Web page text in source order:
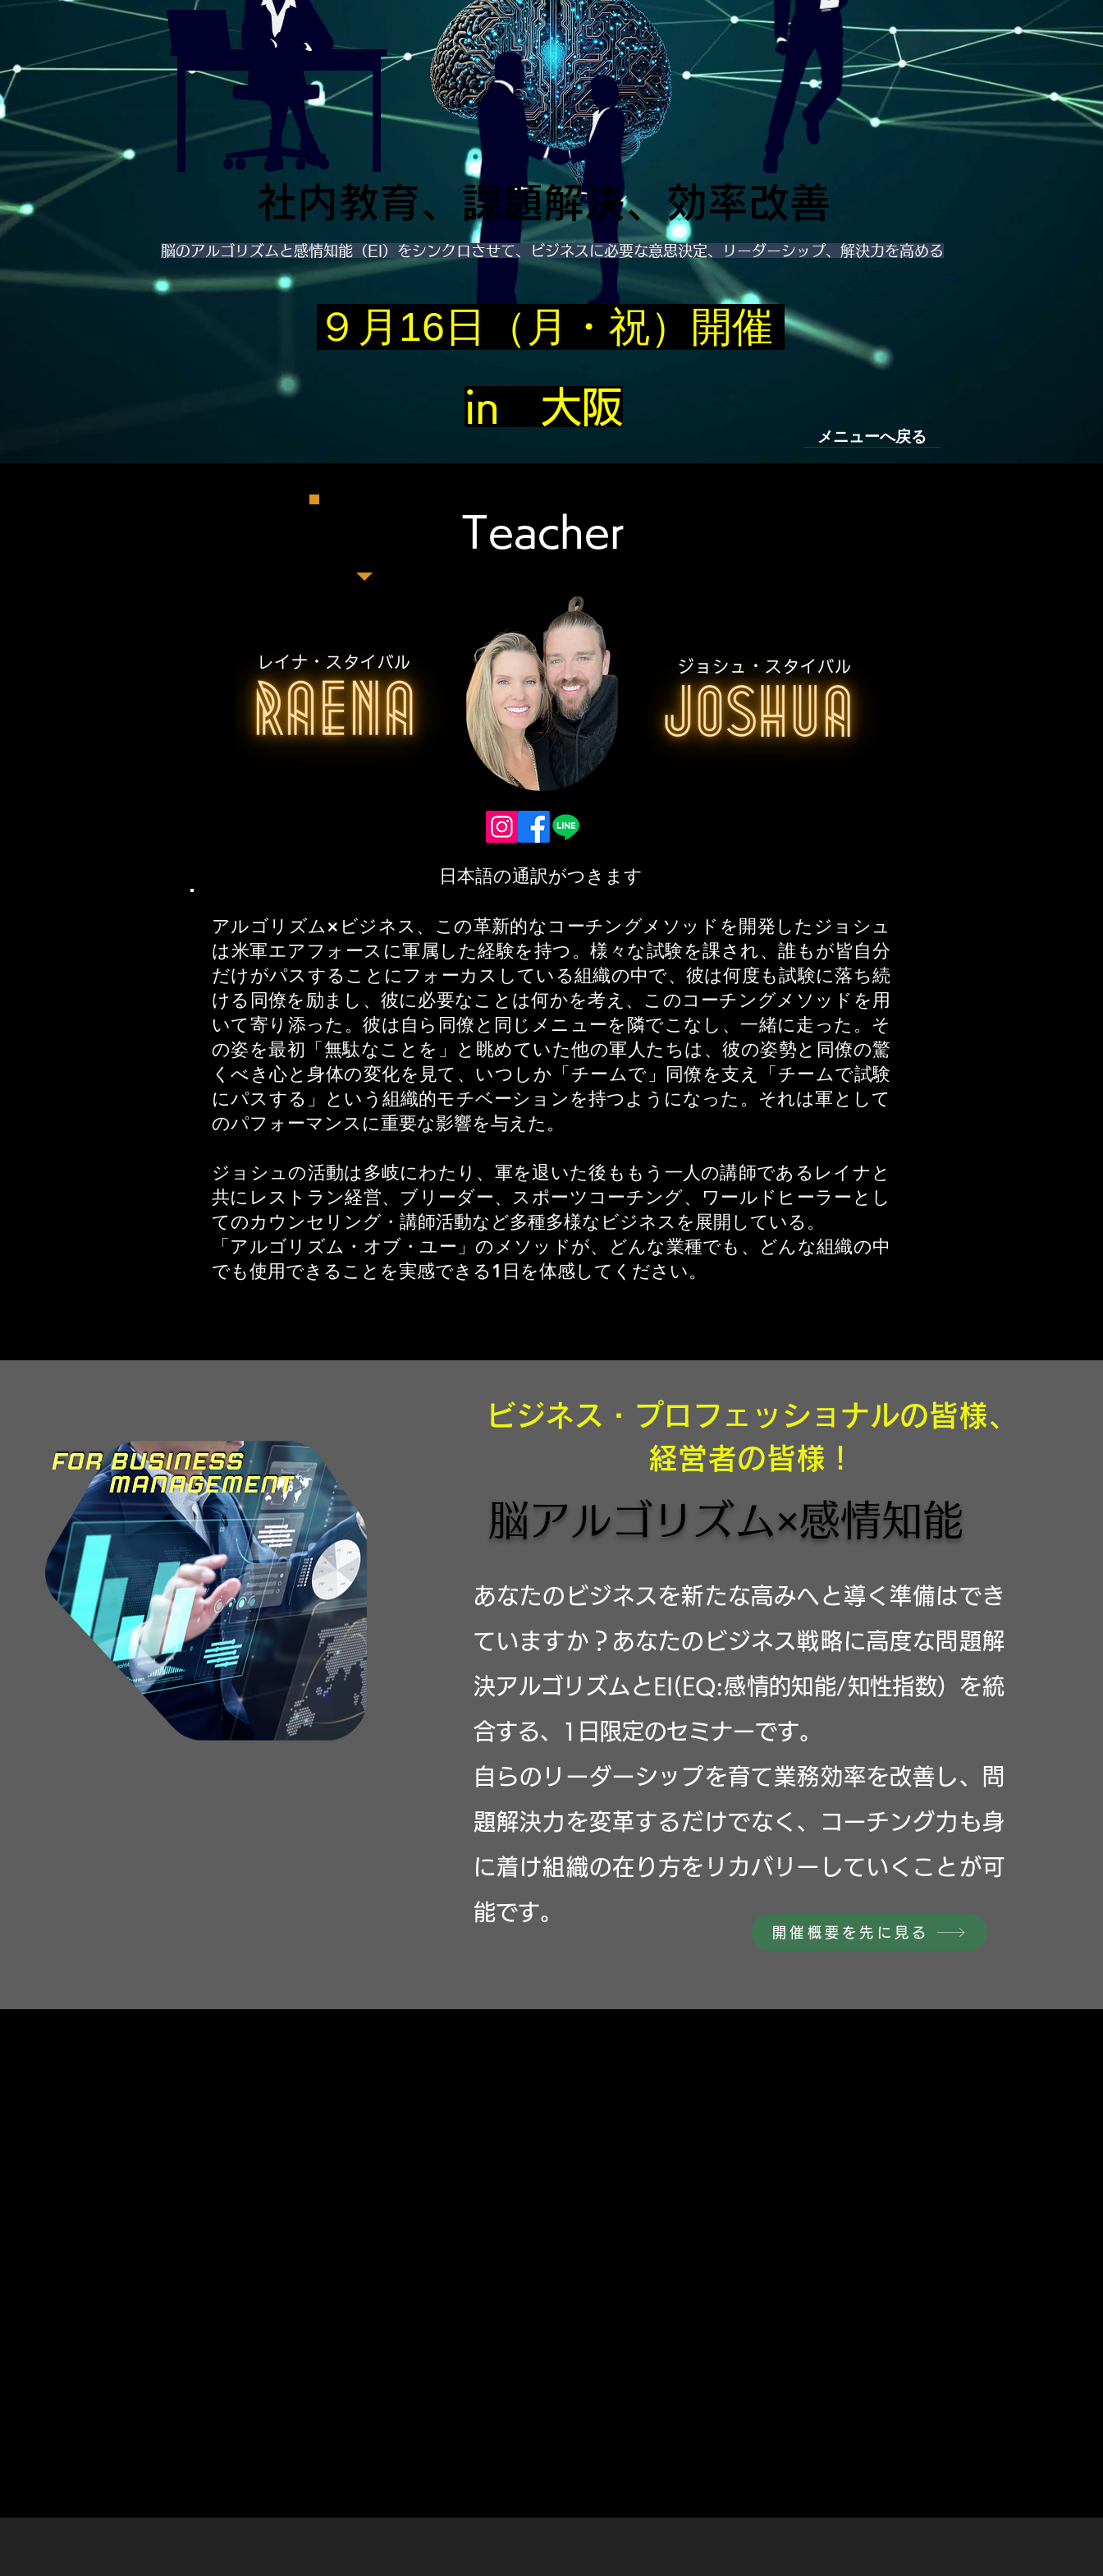
社内教育、課題解決、効率改善
​脳のアルゴリズムと感情知能（EI）をシンクロさせて、ビジネスに必要な意思決定、リーダーシップ、解決力を高める
９月16日（月・祝）開催
in 大阪
メニューへ戻る
Teacher
​日本語の通訳がつきます
アルゴリズム×ビジネス、この革新的なコーチングメソッドを開発したジョシュ
は米軍エアフォースに軍属した経験を持つ。様々な試験を課され、誰もが皆自分
だけがパスすることにフォーカスしている組織の中で、彼は何度も試験に落ち続
ける同僚を励まし、彼に必要なことは何かを考え、このコーチングメソッドを用
いて寄り添った。彼は自ら同僚と同じメニューを隣でこなし、一緒に走った。そ
の姿を最初「無駄なことを」と眺めていた他の軍人たちは、彼の姿勢と同僚の驚
くべき心と身体の変化を見て、いつしか「チームで」同僚を支え「チームで試験
にパスする」という組織的モチベーションを持つようになった。それは軍として
のパフォーマンスに重要な影響を与えた。
ジョシュの活動は多岐にわたり、軍を退いた後ももう一人の講師であるレイナと
共にレストラン経営、ブリーダー、スポーツコーチング、ワールドヒーラーとし
てのカウンセリング・講師活動など多種多様なビジネスを展開している。
「アルゴリズム・オブ・ユー」のメソッドが、どんな業種でも、どんな組織の中
でも使用できることを実感できる1日を体感してください。
ビジネス・プロフェッショナルの皆様、
経営者の皆様！
脳アルゴリズム×感情知能
あなたのビジネスを新たな高みへと導く準備はでき
ていますか？あなたのビジネス戦略に高度な問題解
決アルゴリズムとEI(EQ:感情的知能/知性指数）を統
合する、1日限定のセミナーです。
自らのリーダーシップを育て業務効率を改善し、問
題解決力を変革するだけでなく、コーチング力も身
に着け組織の在り方をリカバリーしていくことが可
能です。
開催概要を先に見る